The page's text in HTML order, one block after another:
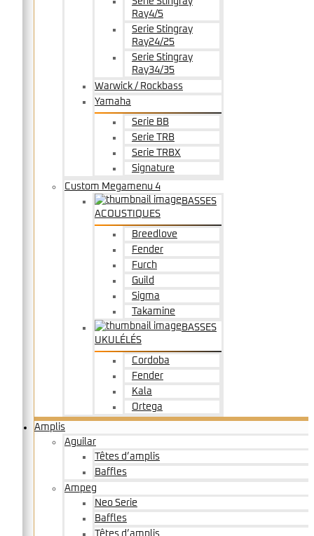
Ray4/5
Serie Stingray
Ray24/25
Serie Stingray
Ray34/35
Warwick / Rockbass
Yamaha
Serie BB
Serie TRB
Serie TRBX
Signature
Custom Megamenu 4
BASSES
ACOUSTIQUES
Breedlove
Fender
Furch
Guild
Sigma
Takamine
BASSES
UKULÉLÉS
Cordoba
Fender
Kala
Ortega
Amplis
Aguilar
Têtes d’amplis
Baffles
Ampeg
Neo Serie
Baffles
Têtes d’amplis